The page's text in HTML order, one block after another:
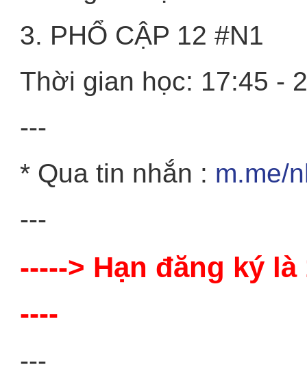
3. PHỔ CẬP 12 #N1
Thời gian học: 17:45 -
---
* Qua tin nhắn : m.me/
---
-----> Hạn đăng ký
----
---